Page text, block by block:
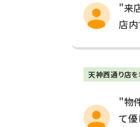
"来
店内
天神西通り店
"物
て優